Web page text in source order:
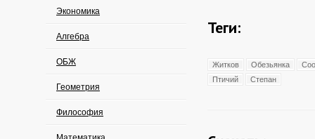
Экономика
Алгебра
ОБЖ
Геометрия
Философия
Теги:
Житков Обезьянка
Птичий
Степан